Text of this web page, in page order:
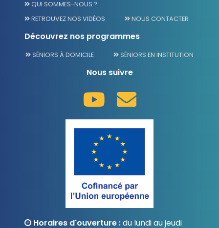
QUI SOMMES-NOUS ?
RETROUVEZ NOS VIDÉOS
NOUS CONTACTER
Découvrez nos programmes
SÉNIORS À DOMICILE SÉNIORS EN INSTITUTION
Nous suivre
Horaires d'ouverture :du lundi au jeudi